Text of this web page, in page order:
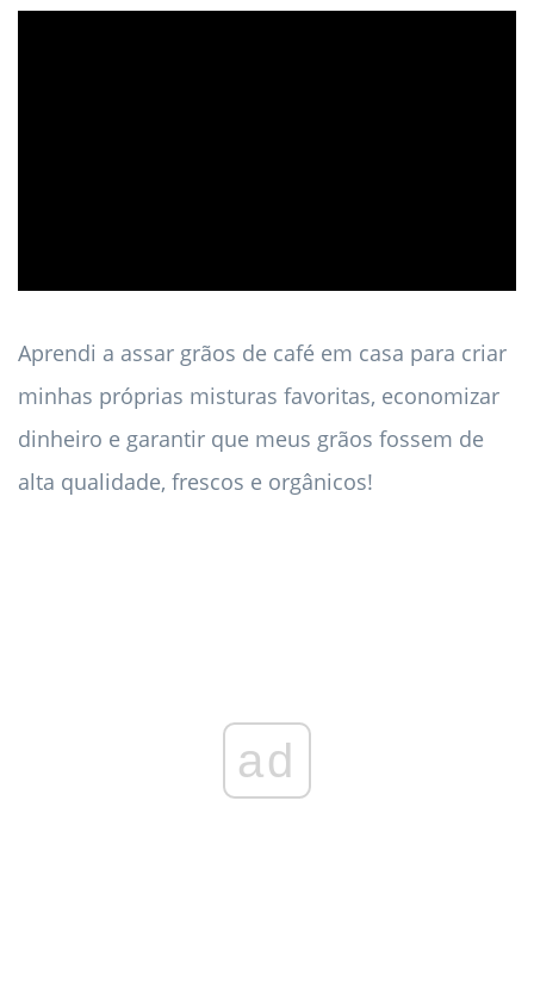
Aprendi a assar grãos de café em casa para criar
minhas próprias misturas favoritas, economizar
dinheiro e garantir que meus grãos fossem de
alta qualidade, frescos e orgânicos!
ad